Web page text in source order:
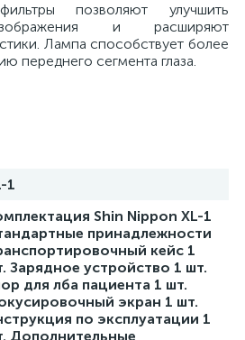
позволяют улучшить
и расширяют
Лампа способствует более
переднего сегмента глаза.
1
Shin Nippon XL-1
принадлежности
кейс 1
Зарядное устройство 1 шт.
для лба пациента 1 шт.
экран 1 шт.
по эксплуатации 1
Дополнительные